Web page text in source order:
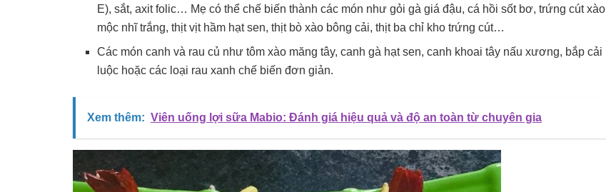
E), sắt, axit folic… Mẹ có thể chế biến thành các món như gỏi gà giá đậu, cá hồi sốt bơ, trứng cút xào
mộc nhĩ trắng, thịt vịt hầm hạt sen, thịt bò xào bông cải, thịt ba chỉ kho trứng cút…
Các món canh và rau củ như tôm xào măng tây, canh gà hạt sen, canh khoai tây nấu xương, bắp cải
luộc hoặc các loại rau xanh chế biến đơn giản.
Xem thêm: Viên uống lợi sữa Mabio: Đánh giá hiệu quả và độ an toàn từ chuyên gia